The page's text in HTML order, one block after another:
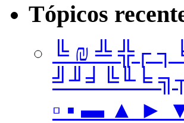
Tópicos
╚ ₪ ╩ ╬┌
╝╜╛╚╙╘
▫ ▪ ▬ ▲ ► ▼